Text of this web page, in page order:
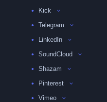
Kick
Telegram
LinkedIn
SoundCloud
Shazam
Pinterest
Vimeo